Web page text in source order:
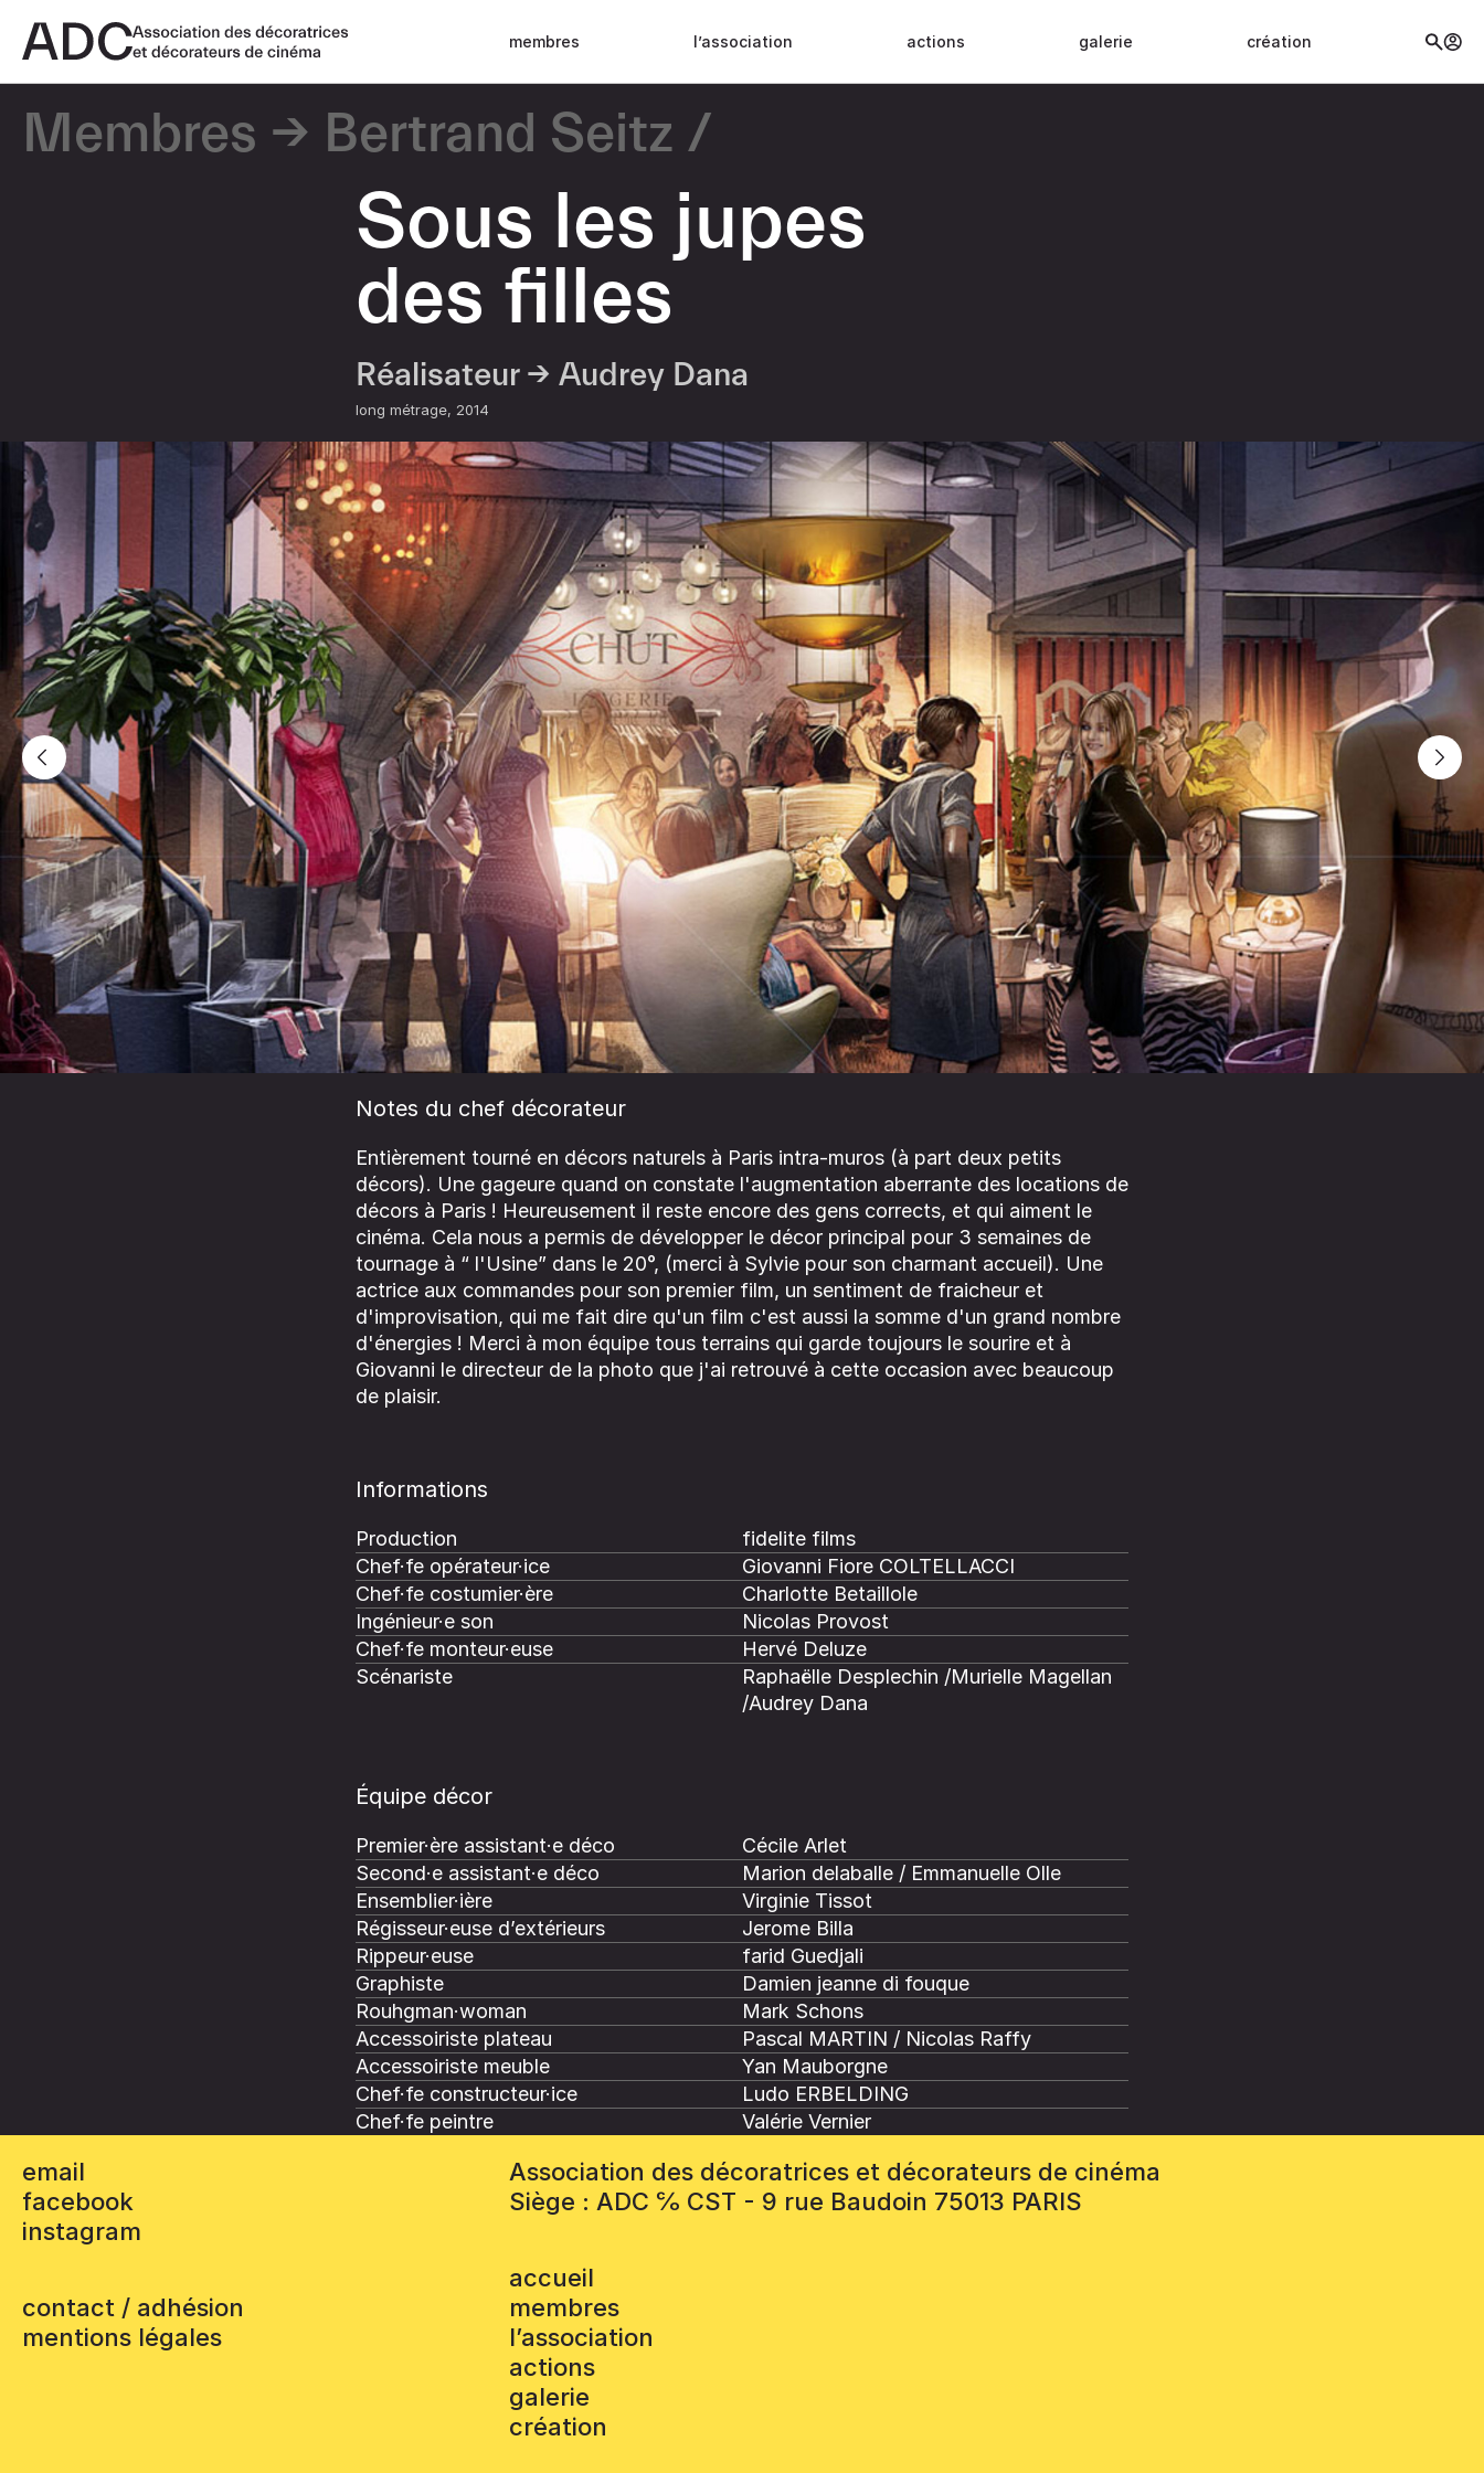
membres l’association actions galerie création
Membres Bertrand Seitz
Sous les jupes
des filles
Réalisateur → Audrey Dana
long métrage 2014
Notes du chef décorateur
Entièrement tourné en décors naturels à Paris intra-muros (à part deux petits
décors). Une gageure quand on constate l'augmentation aberrante des locations de
décors à Paris ! Heureusement il reste encore des gens corrects, et qui aiment le
cinéma. Cela nous a permis de développer le décor principal pour 3 semaines de
tournage à “ l'Usine” dans le 20°, (merci à Sylvie pour son charmant accueil). Une
actrice aux commandes pour son premier film, un sentiment de fraicheur et
d'improvisation, qui me fait dire qu'un film c'est aussi la somme d'un grand nombre
d'énergies ! Merci à mon équipe tous terrains qui garde toujours le sourire et à
Giovanni le directeur de la photo que j'ai retrouvé à cette occasion avec beaucoup
de plaisir.
Informations
Production
fidelite films
Chef·fe opérateur·ice
Giovanni Fiore COLTELLACCI
Chef·fe costumier·ère
Charlotte Betaillole
Ingénieur·e son
Nicolas Provost
Chef·fe monteur·euse
Hervé Deluze
Scénariste
Raphaëlle Desplechin /Murielle Magellan
/Audrey Dana
Équipe décor
Premier·ère assistant·e déco
Cécile Arlet
Second·e assistant·e déco
Marion delaballe / Emmanuelle Olle
Ensemblier·ière
Virginie Tissot
Régisseur·euse d’extérieurs
Jerome Billa
Rippeur·euse
farid Guedjali
Graphiste
Damien jeanne di fouque
Rouhgman·woman
Mark Schons
Accessoiriste plateau
Pascal MARTIN / Nicolas Raffy
Accessoiriste meuble
Yan Mauborgne
Chef·fe constructeur·ice
Ludo ERBELDING
Chef·fe peintre
Valérie Vernier
email
facebook
instagram
contact / adhésion
mentions légales
Association des décoratrices et décorateurs de cinéma
Siège : ADC ℅ CST - 9 rue Baudoin 75013 PARIS
accueil
membres
l’association
actions
galerie
création